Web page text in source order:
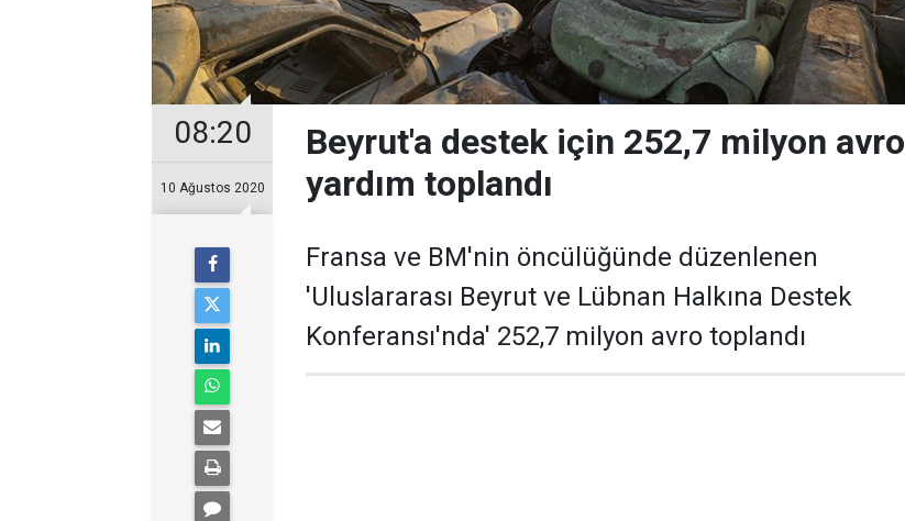
08:20
10 Ağustos 2020
Beyrut'a destek için 252,7 milyon avro
yardım toplandı
Fransa ve BM'nin öncülüğünde düzenlenen
'Uluslararası Beyrut ve Lübnan Halkına Destek
Konferansı'nda' 252,7 milyon avro toplandı